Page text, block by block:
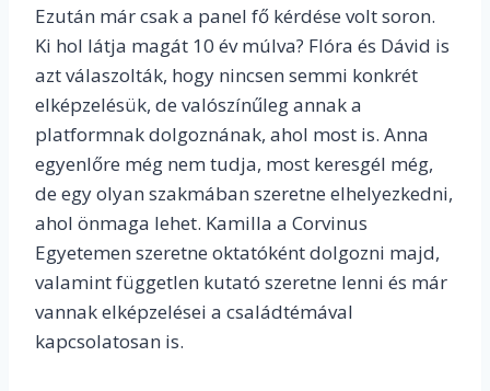
Ezután már csak a panel fő kérdése volt soron.
Ki hol látja magát 10 év múlva? Flóra és Dávid is
azt válaszolták, hogy nincsen semmi konkrét
elképzelésük, de valószínűleg annak a
platformnak dolgoznának, ahol most is. Anna
egyenlőre még nem tudja, most keresgél még,
de egy olyan szakmában szeretne elhelyezkedni,
ahol önmaga lehet. Kamilla a Corvinus
Egyetemen szeretne oktatóként dolgozni majd,
valamint független kutató szeretne lenni és már
vannak elképzelései a családtémával
kapcsolatosan is.